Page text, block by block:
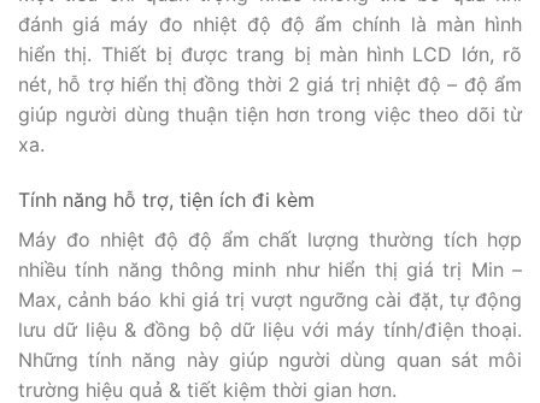
đánh giá máy đo nhiệt độ độ ẩm chính là màn hình
hiển thị. Thiết bị được trang bị màn hình LCD lớn, rõ
nét, hỗ trợ hiển thị đồng thời 2 giá trị nhiệt độ – độ ẩm
giúp người dùng thuận tiện hơn trong việc theo dõi từ
xa.
Tính năng hỗ trợ, tiện ích đi kèm
Máy đo nhiệt độ độ ẩm chất lượng thường tích hợp
nhiều tính năng thông minh như hiển thị giá trị Min –
Max, cảnh báo khi giá trị vượt ngưỡng cài đặt, tự động
lưu dữ liệu & đồng bộ dữ liệu với máy tính/điện thoại.
Những tính năng này giúp người dùng quan sát môi
trường hiệu quả & tiết kiệm thời gian hơn.